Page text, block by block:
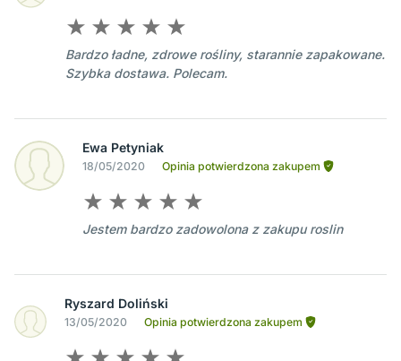
Bardzo ładne, zdrowe rośliny, starannie zapakowane.
Szybka dostawa. Polecam.
Ewa Petyniak
18/05/2020 Opinia potwierdzona zakupem
Jestem bardzo zadowolona z zakupu roslin
Ryszard Doliński
13/05/2020 Opinia potwierdzona zakupem